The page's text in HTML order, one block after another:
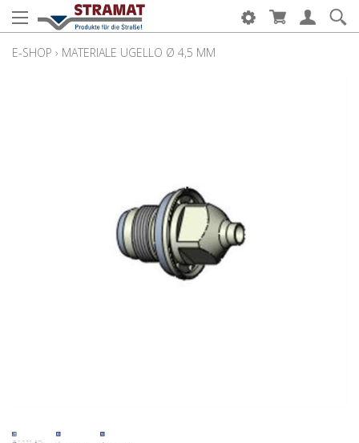
E-SHOP › MATERIALE UGELLO Ø 4,5 MM